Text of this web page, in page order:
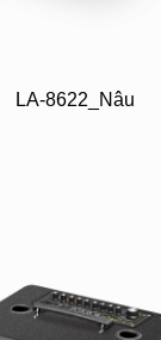
LA-8622_Nâu